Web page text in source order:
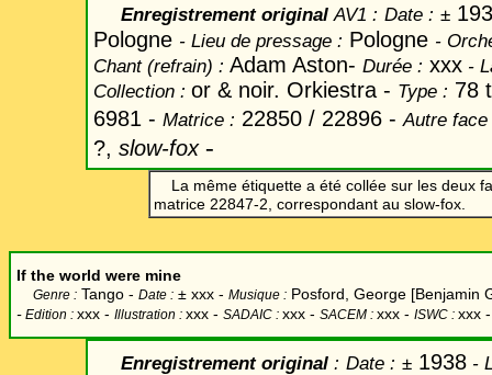
Enregistrement originalAV1 : Date : ±
Pologne - Lieu de pressage : Pologne -
Chant(refrain) : Adam Aston- Durée : xxx -
Collection : or & noir. Orkiestra - Type : 78
6981 - Matrice : 22850 / 22896 - Autre
?, slow-fox -
La même étiquette a été collée sur les deux
matrice 22847-2, correspondant au slow-fox.
If the world were mine
Genre : Tango - Date : ± xxx - Musique : Posford, George [Benjamin
- Edition : xxx - Illustration : xxx - SADAIC : xxx - SACEM : xxx - ISWC : xxx -
Enregistrement original : Date : ± 1938 -